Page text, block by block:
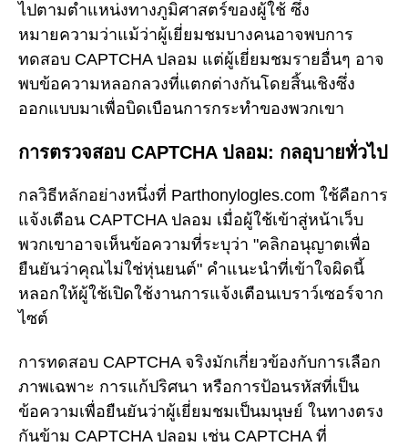
ไปตามตำแหน่งทางภูมิศาสตร์ของผู้ใช้ ซึ่ง
หมายความว่าแม้ว่าผู้เยี่ยมชมบางคนอาจพบการ
ทดสอบ CAPTCHA ปลอม แต่ผู้เยี่ยมชมรายอื่นๆ อาจ
พบข้อความหลอกลวงที่แตกต่างกันโดยสิ้นเชิงซึ่ง
ออกแบบมาเพื่อบิดเบือนการกระทำของพวกเขา
การตรวจสอบ CAPTCHA ปลอม: กลอุบายทั่วไป
กลวิธีหลักอย่างหนึ่งที่ Parthonylogles.com ใช้คือการ
แจ้งเตือน CAPTCHA ปลอม เมื่อผู้ใช้เข้าสู่หน้าเว็บ
พวกเขาอาจเห็นข้อความที่ระบุว่า "คลิกอนุญาตเพื่อ
ยืนยันว่าคุณไม่ใช่หุ่นยนต์" คำแนะนำที่เข้าใจผิดนี้
หลอกให้ผู้ใช้เปิดใช้งานการแจ้งเตือนเบราว์เซอร์จาก
ไซต์
การทดสอบ CAPTCHA จริงมักเกี่ยวข้องกับการเลือก
ภาพเฉพาะ การแก้ปริศนา หรือการป้อนรหัสที่เป็น
ข้อความเพื่อยืนยันว่าผู้เยี่ยมชมเป็นมนุษย์ ในทางตรง
กันข้าม CAPTCHA ปลอม เช่น CAPTCHA ที่